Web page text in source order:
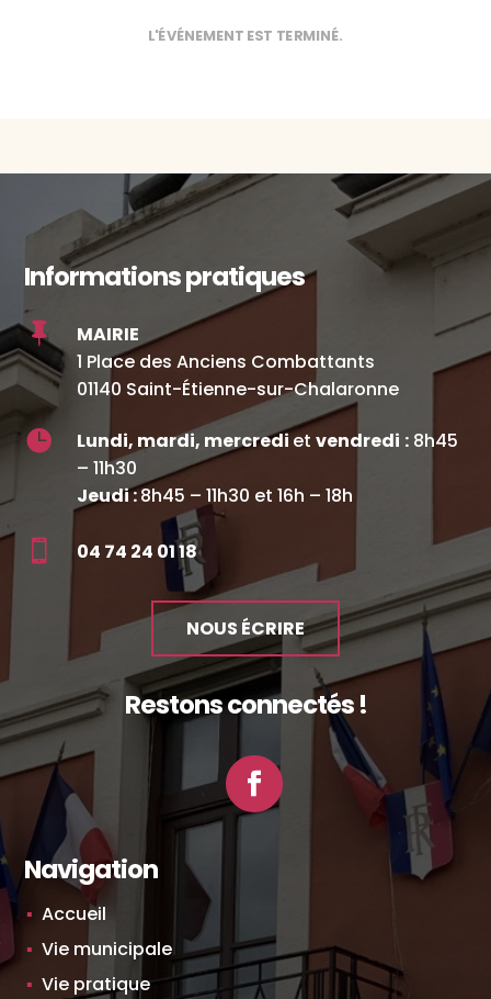
L'ÉVÉNEMENT EST TERMINÉ.
Informations pratiques

MAIRIE
1 Place des Anciens Combattants
01140 Saint-Étienne-sur-Chalaronne
 Lundi, mardi, mercrediet vendredi :8h45
– 11h30
Jeudi :8h45 – 11h30 et 16h – 18h
 04 74 24 01 18
NOUS ÉCRIRE
Restons connectés !
Facebook
Navigation
Accueil
Vie municipale
Vie pratique